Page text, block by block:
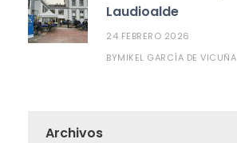
Laudioalde
24 FEBRERO 2026
BYMIKEL GARCÍA DE VICUÑA
Archivos